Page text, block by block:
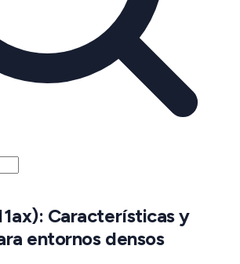
Características y
entornos densos